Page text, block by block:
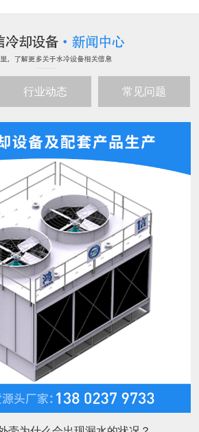
行业动态 常见问题